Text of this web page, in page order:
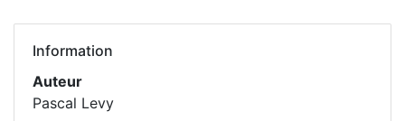
Information
Auteur
Pascal Levy